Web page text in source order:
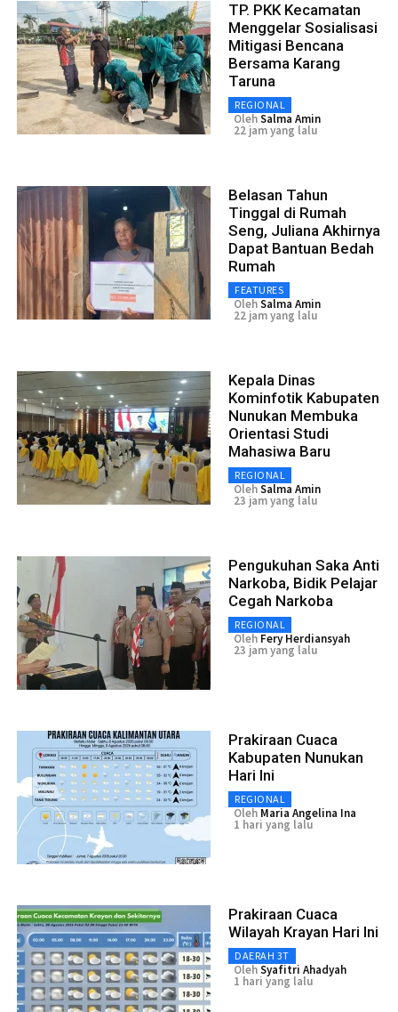
TP. PKK Kecamatan
Menggelar Sosialisasi
Mitigasi Bencana
Bersama Karang
Taruna
REGIONAL
OlehSalma Amin
22 jam yang lalu
Belasan Tahun
Tinggal di Rumah
Seng, Juliana Akhirnya
Dapat Bantuan Bedah
Rumah
FEATURES
OlehSalma Amin
22 jam yang lalu
Kepala Dinas
Kominfotik Kabupaten
Nunukan Membuka
Orientasi Studi
Mahasiwa Baru
REGIONAL
OlehSalma Amin
23 jam yang lalu
Pengukuhan Saka Anti
Narkoba, Bidik Pelajar
Cegah Narkoba
REGIONAL
Oleh Fery Herdiansyah
23 jam yang lalu
Prakiraan Cuaca
Kabupaten Nunukan
Hari Ini
REGIONAL
Oleh Maria Angelina Ina
1 hari yang lalu
Prakiraan Cuaca
Wilayah Krayan Hari Ini
DAERAH 3T
OlehSyafitri Ahadyah
1 hari yang lalu